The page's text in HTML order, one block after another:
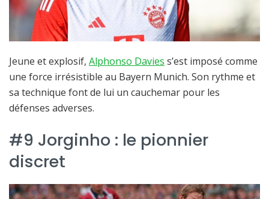
Jeune et explosif, Alphonso Davies s’est imposé comme
une force irrésistible au Bayern Munich. Son rythme et
sa technique font de lui un cauchemar pour les
défenses adverses.
#9 Jorginho : le pionnier
discret